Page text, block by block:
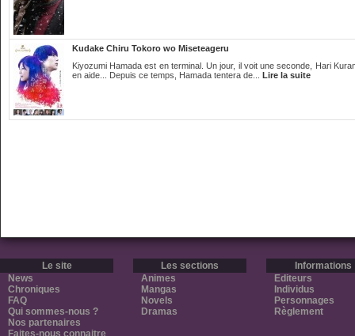
Kudake Chiru Tokoro wo Miseteageru
Kiyozumi Hamada est en terminal. Un jour, il voit une seconde, Hari
en aide... Depuis ce temps, Hamada tentera de... Lire la suite
Le site
News
Chroniques
FAQ
Qui sommes-nous ?
Nos partenaires
Faites-nous connaitre
Les sections
Animes
Mangas
Novels
Dramas
Informations
Editeurs
Individus
Personnages
Règlement